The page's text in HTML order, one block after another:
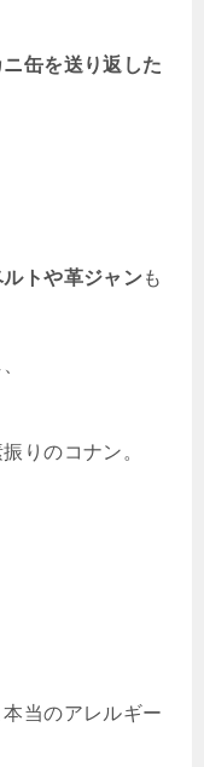
缶を送り返した
トや革ジャンも
りのコナン。
当のアレルギー